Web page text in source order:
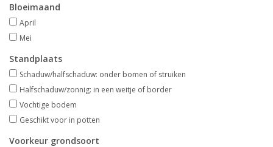
Zomerbloeiers
Herfstbloeiers
Schaduwplanten
Aanbiedingen
Bloeimaand
April
Mei
Standplaats
Schaduw/halfschaduw: onder bomen of struiken
Halfschaduw/zonnig: in een weitje of border
Vochtige bodem
Geschikt voor in potten
Voorkeur grondsoort